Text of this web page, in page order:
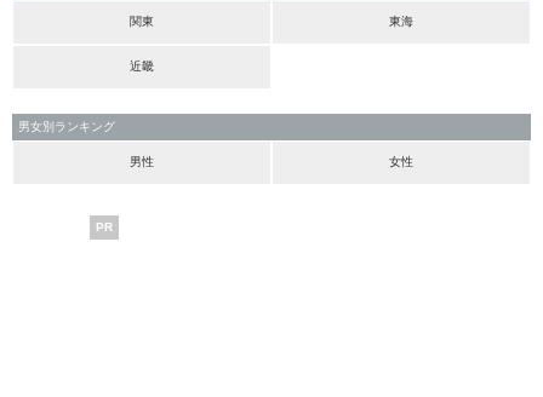
関東 東海
近畿
男女別ランキング
男性 女性
PR